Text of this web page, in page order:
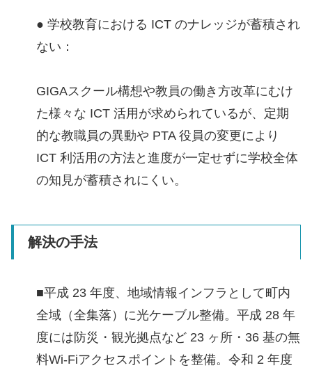
● 学校教育における ICT のナレッジが蓄積され
ない：
GIGAスクール構想や教員の働き方改革にむけ
た様々な ICT 活用が求められているが、定期
的な教職員の異動や PTA 役員の変更により
ICT 利活用の方法と進度が一定せずに学校全体
の知見が蓄積されにくい。
解決の手法
■平成 23 年度、地域情報インフラとして町内
全域（全集落）に光ケーブル整備。平成 28 年
度には防災・観光拠点など 23 ヶ所・36 基の無
料Wi-Fiアクセスポイントを整備。令和 2 年度